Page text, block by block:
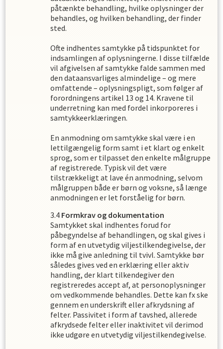
påtænkte behandling, hvilke oplysninger der
behandles, og hvilken behandling, der finder
sted.
Ofte indhentes samtykke på tidspunktet for
indsamlingen af oplysningerne. I disse tilfælde
vil afgivelsen af samtykke falde sammen med
den dataansvarliges almindelige – og mere
omfattende – oplysningspligt, som følger af
forordningens artikel 13 og 14. Kravene til
underretning kan med fordel inkorporeres i
samtykkeerklæringen.
En anmodning om samtykke skal være i en
lettilgængelig form samt i et klart og enkelt
sprog, som er tilpasset den enkelte målgruppe
af registrerede. Typisk vil det være
tilstrækkeligt at lave én anmodning, selvom
målgruppen både er børn og voksne, så længe
anmodningen er let forståelig for børn.
Formkrav og dokumentation
Samtykket skal indhentes forud for
påbegyndelse af behandlingen, og skal gives i
form af en utvetydig viljestilkendegivelse, der
ikke må give anledning til tvivl. Samtykke bør
således gives ved en erklæring eller aktiv
handling, der klart tilkendegiver den
registreredes accept af, at personoplysninger
om vedkommende behandles. Dette kan fx ske
gennem en underskrift eller afkrydsning af
felter. Passivitet i form af tavshed, allerede
afkrydsede felter eller inaktivitet vil derimod
ikke udgøre en utvetydig viljestilkendegivelse.